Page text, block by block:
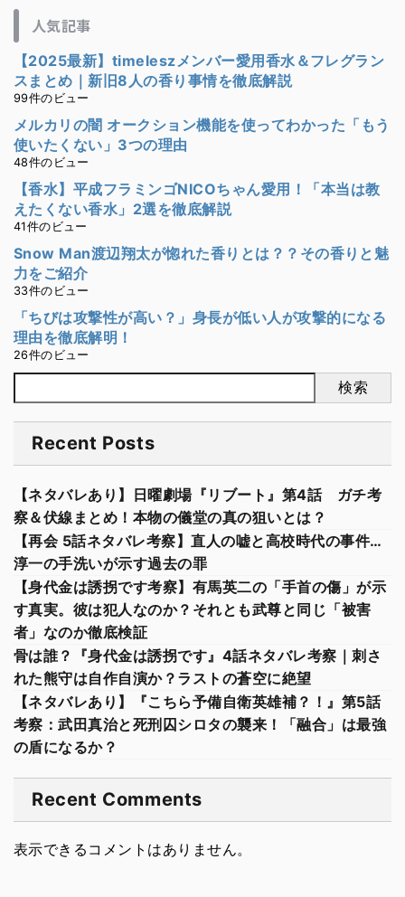
人気記事
【2025最新】timeleszメンバー愛用香水＆フレグラン
スまとめ｜新旧8人の香り事情を徹底解説
99件のビュー
メルカリの闇 オークション機能を使ってわかった「もう
使いたくない」3つの理由
48件のビュー
【香水】平成フラミンゴNICOちゃん愛用！「本当は教
えたくない香水」2選を徹底解説
41件のビュー
Snow Man渡辺翔太が惚れた香りとは？？その香りと魅
力をご紹介
33件のビュー
「ちびは攻撃性が高い？」身長が低い人が攻撃的になる
理由を徹底解明！
26件のビュー
検索
Recent Posts
【ネタバレあり】日曜劇場『リブート』第4話 ガチ考
察＆伏線まとめ！本物の儀堂の真の狙いとは？
【再会 5話ネタバレ考察】直人の嘘と高校時代の事件…
淳一の手洗いが示す過去の罪
【身代金は誘拐です考察】有馬英二の「手首の傷」が示
す真実。彼は犯人なのか？それとも武尊と同じ「被害
者」なのか徹底検証
骨は誰？『身代金は誘拐です』4話ネタバレ考察｜刺さ
れた熊守は自作自演か？ラストの蒼空に絶望
【ネタバレあり】『こちら予備自衛英雄補？！』第5話
考察：武田真治と死刑囚シロタの襲来！「融合」は最強
の盾になるか？
Recent Comments
表示できるコメントはありません。